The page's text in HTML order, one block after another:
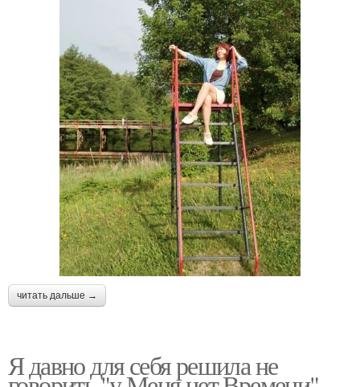
читать дальше →
Я давно для себя решила не